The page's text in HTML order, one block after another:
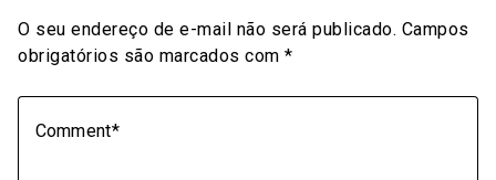
O seu endereço de e-mail não será publicado. Campos
obrigatórios são marcados com *
Comment